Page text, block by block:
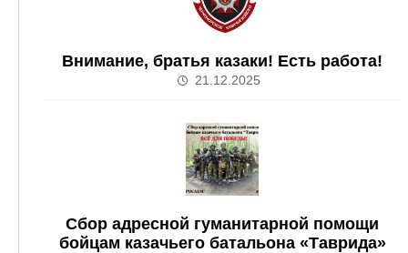
Внимание, братья казаки! Есть работа!
21.12.2025
Сбор адресной гуманитарной помощи
бойцам казачьего батальона «Таврида»